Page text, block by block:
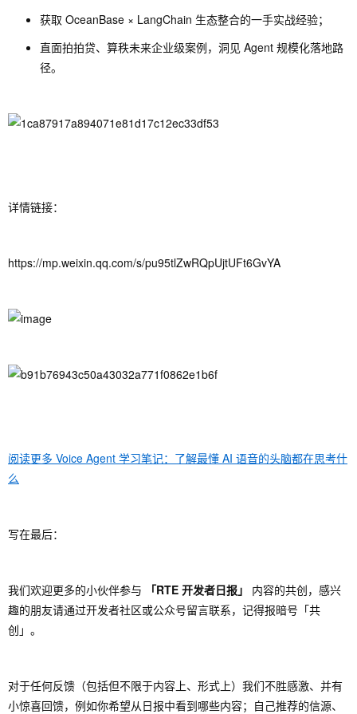
获取 OceanBase × LangChain 生态整合的一手实战经验；
直面拍拍贷、算秩未来企业级案例，洞见 Agent 规模化落地路
径。
详情链接：
https://mp.weixin.qq.com/s/pu95tlZwRQpUjtUFt6GvYA
阅读更多 Voice Agent 学习笔记：了解最懂 AI 语音的头脑都在思考什
么
写在最后：
我们欢迎更多的小伙伴参与 「RTE 开发者日报」
内容的共创，感兴
趣的朋友请通过开发者社区或公众号留言联系，记得报暗号「共
创」。
对于任何反馈（包括但不限于内容上、形式上）我们不胜感激、并有
小惊喜回馈，例如你希望从日报中看到哪些内容；自己推荐的信源、